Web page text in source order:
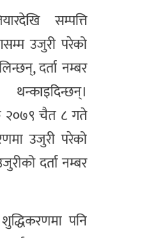
सम्पत्ति
उजुरी परेको
दर्ता नम्बर
२०७९ चैत ८ गते
उजुरी परेको
दर्ता नम्बर
पनि